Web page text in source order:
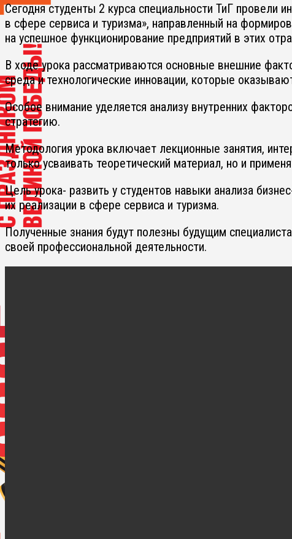
Сегодня студенты 2 курса специальности ТиГ провели
в сфере сервиса и туризма», направленный на
на успешное функционирование предприятий в этих
В ходе урока рассматриваются основные внешние
среда и технологические инновации, которые
Особое внимание уделяется анализу внутренних
стратегию.
Методология урока включает лекционные занятия,
только усваивать теоретический материал, но и
Цель урока- развить у студентов навыки анализа
их реализации в сфере сервиса и туризма.
Полученные знания будут полезны будущим
своей профессиональной деятельности.